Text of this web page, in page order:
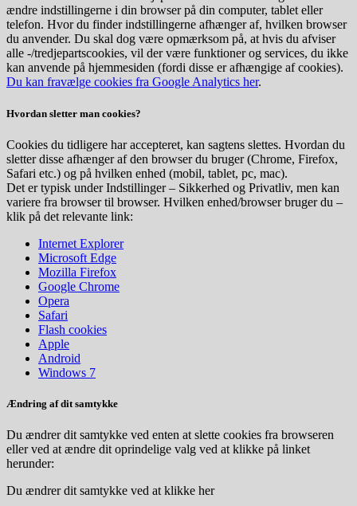
ændre indstillingerne i din browser på din computer, tablet eller
telefon. Hvor du finder indstillingerne afhænger af, hvilken browser
du anvender. Du skal dog være opmærksom på, at hvis du afviser
alle -/tredjepartscookies, vil der være funktioner og services, du ikke
kan anvende på hjemmesiden (fordi disse er afhængige af cookies).
Du kan fravælge cookies fra Google Analytics her.
Hvordan sletter man cookies?
Cookies du tidligere har accepteret, kan sagtens slettes. Hvordan du
sletter disse afhænger af den browser du bruger (Chrome, Firefox,
Safari etc.) og på hvilken enhed (mobil, tablet, pc, mac).
Det er typisk under Indstillinger – Sikkerhed og Privatliv, men kan
variere fra browser til browser. Hvilken enhed/browser bruger du –
klik på det relevante link:
Internet Explorer
Microsoft Edge
Mozilla Firefox
Google Chrome
Opera
Safari
Flash cookies
Apple
Android
Windows 7
Ændring af dit samtykke
Du ændrer dit samtykke ved enten at slette cookies fra browseren
eller ved at ændre dit oprindelige valg ved at klikke på linket
herunder:
Du ændrer dit samtykke ved at klikke her